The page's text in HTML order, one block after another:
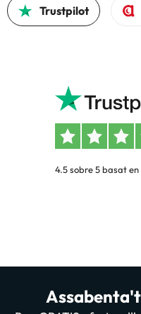
Trustpilot
4.5 sobre 5 basat en